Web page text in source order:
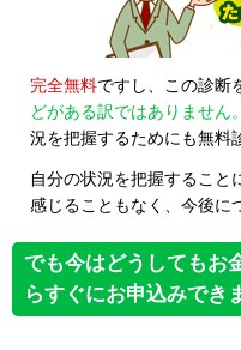
完全無料ですし、この診断
どがある訳ではありません。
況を把握するためにも無料
自分の状況を把握すること
感じることもなく、今後に
でも今はどうしてもお
らすぐにお申込みでき